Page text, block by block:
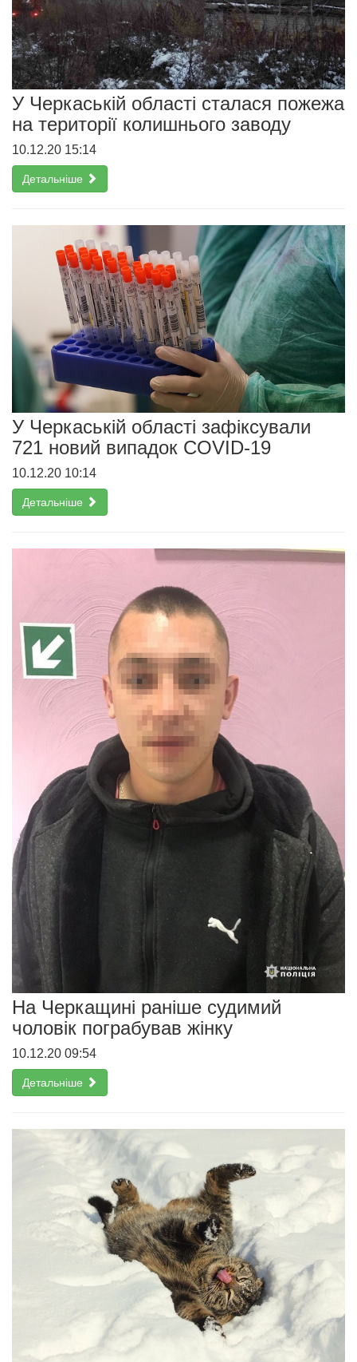
У Черкаській області сталася пожежа
на території колишнього заводу
10.12.20 15:14
Детальніше
У Черкаській області зафіксували
721 новий випадок COVID-19
10.12.20 10:14
Детальніше
На Черкащині раніше судимий
чоловік пограбував жінку
10.12.20 09:54
Детальніше